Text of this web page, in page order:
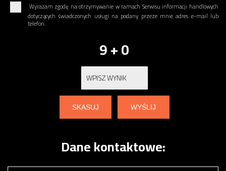
Wyrażam zgodę na otrzymywanie w ramach Serwisu informacji handlowych
dotyczących świadczonych usługi na podany przeze mnie adres e-mail lub
telefon.
9 + 0
Dane kontaktowe: